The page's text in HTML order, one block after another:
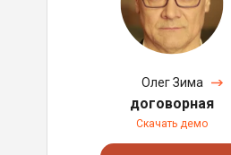
Олег Зима
договорная
Скачать демо